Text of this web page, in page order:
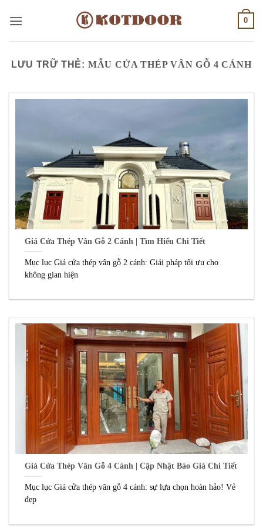
qua
0
LƯU TRỮ THẺ: MẪU CỬA THÉP VÂN GỖ 4 CÁNH
Giá Cửa Thép Vân Gỗ 2 Cánh | Tìm Hiểu Chi Tiết
Mục lục Giá cửa thép vân gỗ 2 cánh: Giải pháp tối ưu cho
không gian hiện
Giá Cửa Thép Vân Gỗ 4 Cánh | Cập Nhật Báo Giá Chi Tiết
Mục lục Giá cửa thép vân gỗ 4 cánh: sự lựa chọn hoàn hảo! Vẻ
đẹp